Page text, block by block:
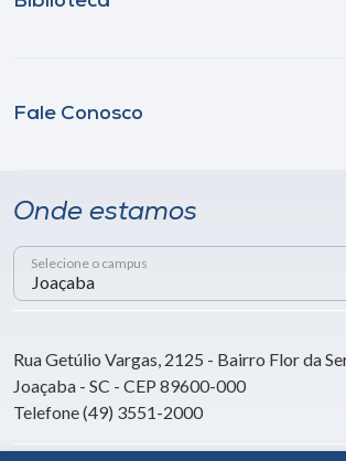
Fale Conosco
Onde estamos
Selecione o campus
Rua Getúlio Vargas, 2125 - Bairro Flor da
Joaçaba - SC - CEP 89600-000
Telefone (49) 3551-2000